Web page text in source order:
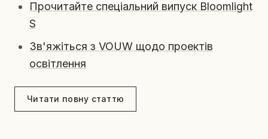
Прочитайте спеціальний випуск Bloomlight
S
Зв'яжіться з VOUW щодо проектів
освітлення
Читати повну статтю